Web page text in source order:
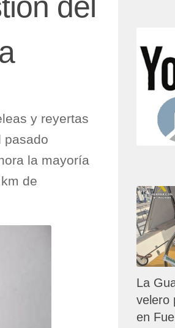
y reyertas
pasado
la mayoría
de
La
velero
en